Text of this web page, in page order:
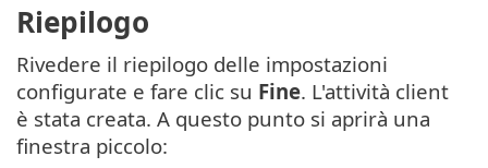
Riepilogo
Rivedere il riepilogo delle impostazioni
configurate e fare clic su Fine. L'attività client
è stata creata. A questo punto si aprirà una
finestra piccolo: